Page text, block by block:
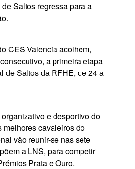
Saltos regressa para a
CES Valencia acolhem,
a primeira etapa
de Saltos da RFHE, de 24 a
e desportivo do
melhores cavaleiros do
vão reunir-se nas sete
a LNS, para competir
Prata e Ouro.